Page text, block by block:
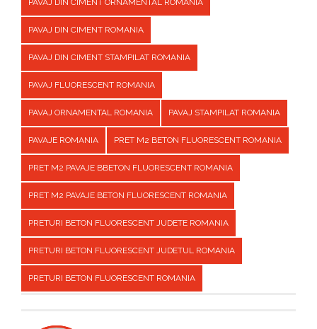
PAVAJ DIN CIMENT ORNAMENTAL ROMANIA
PAVAJ DIN CIMENT ROMANIA
PAVAJ DIN CIMENT STAMPILAT ROMANIA
PAVAJ FLUORESCENT ROMANIA
PAVAJ ORNAMENTAL ROMANIA PAVAJ STAMPILAT ROMANIA
PAVAJE ROMANIA PRET M2 BETON FLUORESCENT ROMANIA
PRET M2 PAVAJE BBETON FLUORESCENT ROMANIA
PRET M2 PAVAJE BETON FLUORESCENT ROMANIA
PRETURI BETON FLUORESCENT JUDETE ROMANIA
PRETURI BETON FLUORESCENT JUDETUL ROMANIA
PRETURI BETON FLUORESCENT ROMANIA